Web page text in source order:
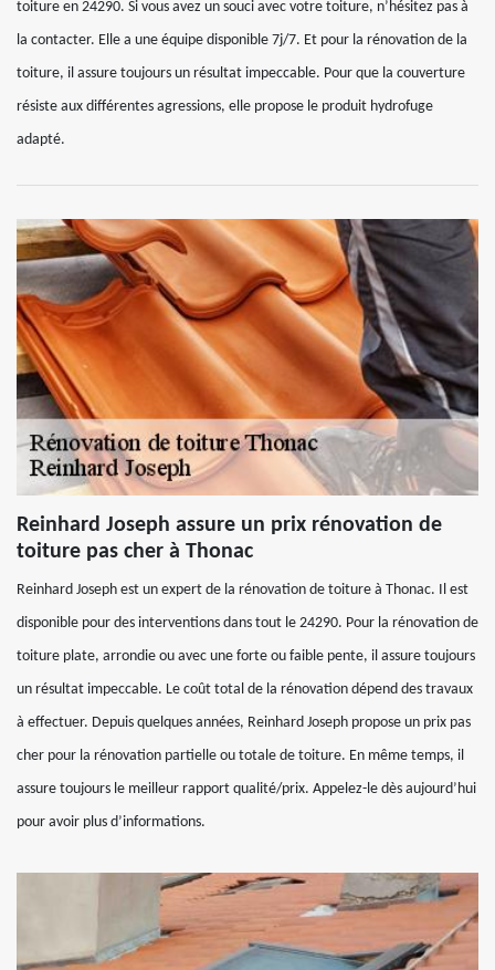
toiture en 24290. Si vous avez un souci avec votre toiture, n’hésitez pas à
la contacter. Elle a une équipe disponible 7j/7. Et pour la rénovation de la
toiture, il assure toujours un résultat impeccable. Pour que la couverture
résiste aux différentes agressions, elle propose le produit hydrofuge
adapté.
Reinhard Joseph assure un prix rénovation de
toiture pas cher à Thonac
Reinhard Joseph est un expert de la rénovation de toiture à Thonac. Il est
disponible pour des interventions dans tout le 24290. Pour la rénovation de
toiture plate, arrondie ou avec une forte ou faible pente, il assure toujours
un résultat impeccable. Le coût total de la rénovation dépend des travaux
à effectuer. Depuis quelques années, Reinhard Joseph propose un prix pas
cher pour la rénovation partielle ou totale de toiture. En même temps, il
assure toujours le meilleur rapport qualité/prix. Appelez-le dès aujourd’hui
pour avoir plus d’informations.